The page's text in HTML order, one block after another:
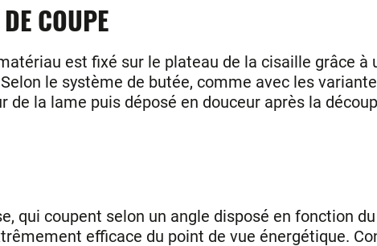
COUPE
est fixé sur le plateau de la cisaille grâce
le système de butée, comme avec les
la lame puis déposé en douceur après la
qui coupent selon un angle disposé en fonction
efficace du point de vue énergétique.